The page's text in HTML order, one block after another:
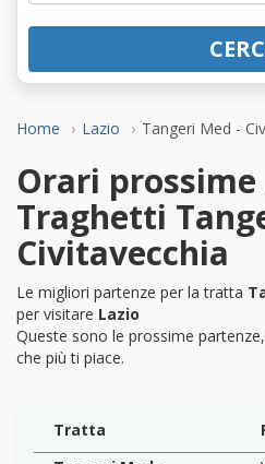
Home Lazio Tangeri Med -
Orari
Traghetti
Civitavecchia
Le migliori partenze per la tratta
per visitare Lazio
Queste sono le prossime
che più ti piace.
Tratta